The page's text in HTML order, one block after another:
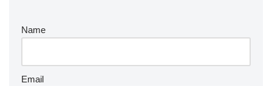
Name
Email